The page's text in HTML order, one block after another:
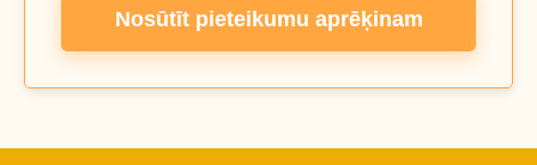
Nosūtīt pieteikumu aprēķinam